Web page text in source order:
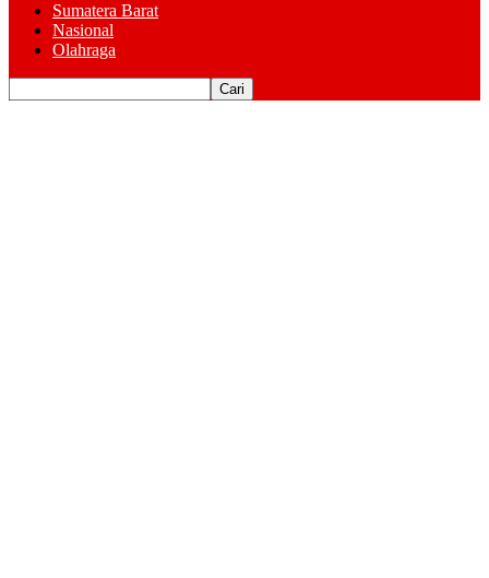
Sumatera Barat
Nasional
Olahraga